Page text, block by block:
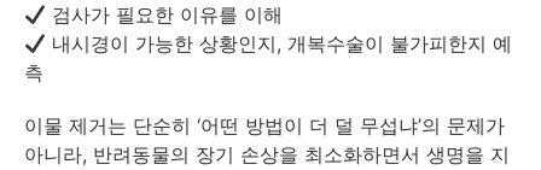
검사가 필요한 이유를 이해
내시경이 가능한 상황인지, 개복수술이 불가피한지 예
측
이물 제거는 단순히 ‘어떤 방법이 더 덜 무섭냐’의 문제가
아니라, 반려동물의 장기 손상을 최소화하면서 생명을 지